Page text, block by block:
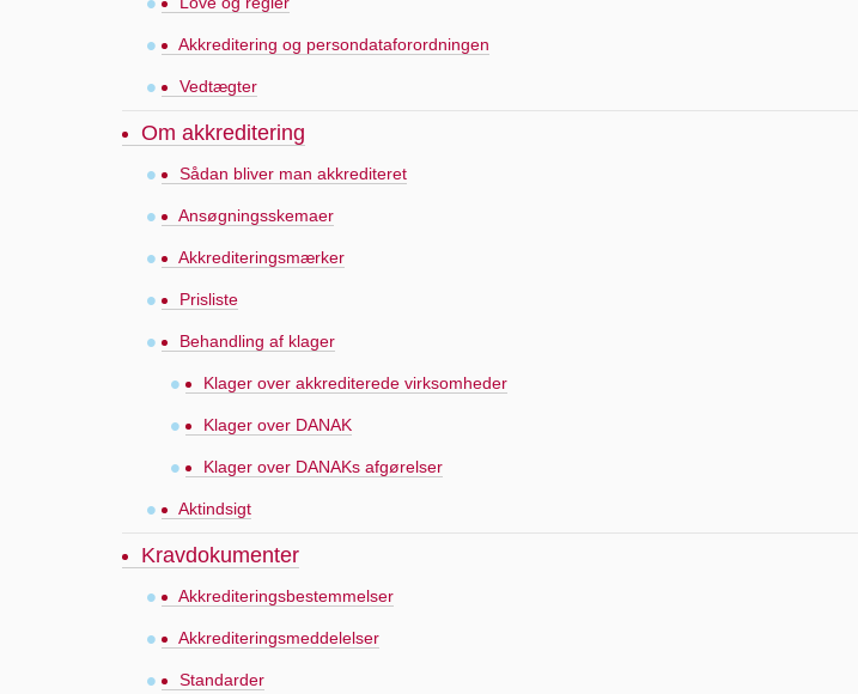
Akkreditering og persondataforordningen
Vedtægter
Om akkreditering
Sådan bliver man akkrediteret
Ansøgningsskemaer
Akkrediteringsmærker
Prisliste
Behandling af klager
Klager over akkrediterede virksomheder
Klager over DANAK
Klager over DANAKs afgørelser
Aktindsigt
Kravdokumenter
Akkrediteringsbestemmelser
Akkrediteringsmeddelelser
Standarder